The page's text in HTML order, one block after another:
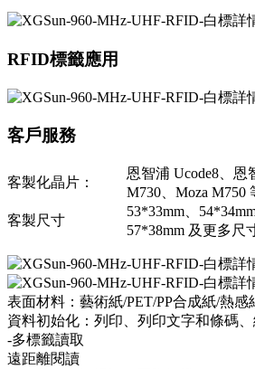
RFID標籤應用
客戶服務
客製化晶片：
恩智浦 Ucode8、恩
M730、Moza M750
客製尺寸
53*33mm、
57*38mm 及更多尺
表面材料：藝術紙/PET/PP合成紙/熱
資料初始化：列印、列印文字和條碼
-多標籤讀取
遠距離閱讀